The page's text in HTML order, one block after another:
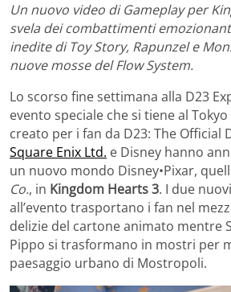
Un nuovo video di Gameplay per
svela dei combattimenti
inedite di Toy Story, Rapunzel e
nuove mosse del Flow System.
Lo scorso fine settimana alla D23
evento speciale che si tiene al
creato per i fan da D23: The Official
Square Enix Ltd. e Disney hanno
un nuovo mondo Disney•Pixar,
Co., in Kingdom Hearts 3. I due
all’evento trasportano i fan nel
delizie del cartone animato mentre
Pippo si trasformano in mostri per
paesaggio urbano di Mostropoli.